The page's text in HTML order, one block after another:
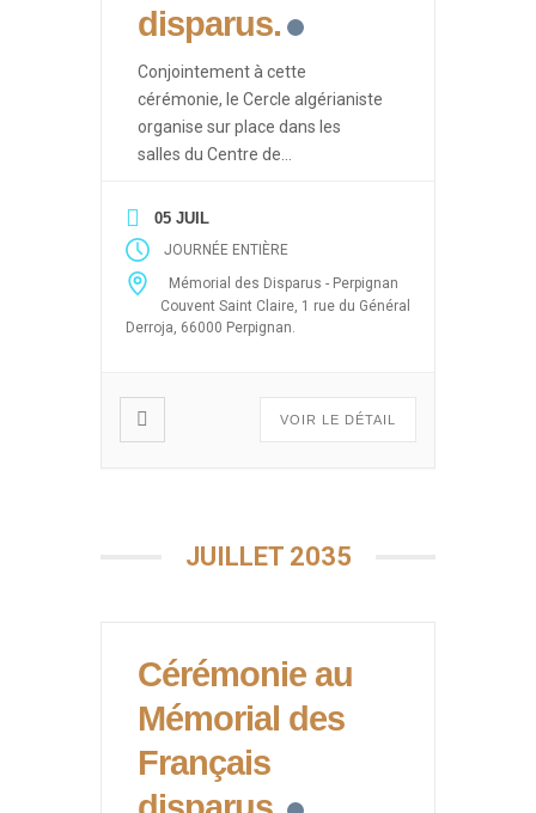
disparus.
Conjointement à cette
cérémonie, le Cercle algérianiste
organise sur place dans les
salles du Centre de
d’Algérie des événements ayant
pour thèmes les drames de la
guerre d’Algérie (Enlèvements et
disparitions massives après le 19
mars 1962, 5 juillet 1962, 26
débats […]
05 JUIL
JOURNÉE ENTIÈRE
Mémorial des Disparus - Perpignan
Couvent Saint Claire, 1 rue du Général
Derroja, 66000 Perpignan.
VOIR LE DÉTAIL
JUILLET 2035
Cérémonie au
Mémorial des
Français